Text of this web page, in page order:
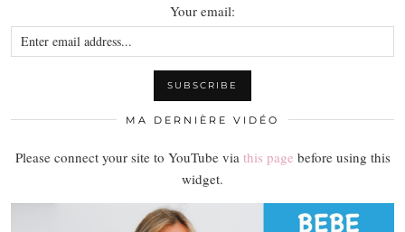
Your email:
MA DERNIÈRE VIDÉO
Please connect your site to YouTube via this page before using this
widget.